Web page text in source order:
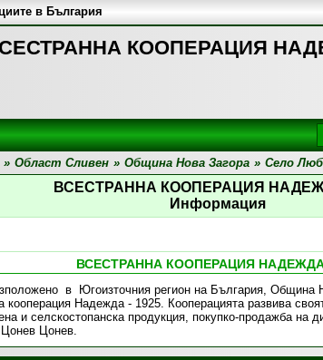
КООПЕРАЦИЯ
в България
» Област Сливен » Община Нова Загора » Село
ВСЕСТРАННА КООПЕРАЦИЯ
Информация
ВСЕСТРАННА КООПЕРАЦИЯ
в Югоизточния регион на България,
Надежда - 1925. Кооперацията развива
и селскостопанска продукция, покупко-продажба на
Цонев Цонев.